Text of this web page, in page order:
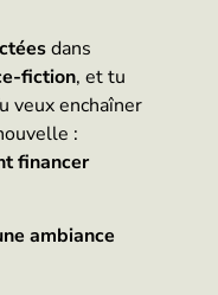
dans
fiction, et tu
veux enchaîner
:
financer
ambiance